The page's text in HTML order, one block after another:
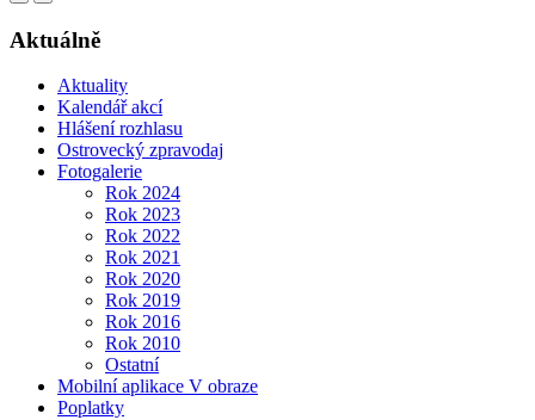
Aktuálně
Aktuality
Kalendář akcí
Hlášení rozhlasu
Ostrovecký zpravodaj
Fotogalerie
Rok 2024
Rok 2023
Rok 2022
Rok 2021
Rok 2020
Rok 2019
Rok 2016
Rok 2010
Ostatní
Mobilní aplikace V obraze
Poplatky